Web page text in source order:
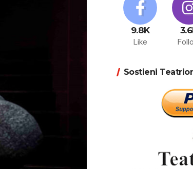
9.8K
Like
Sostieni